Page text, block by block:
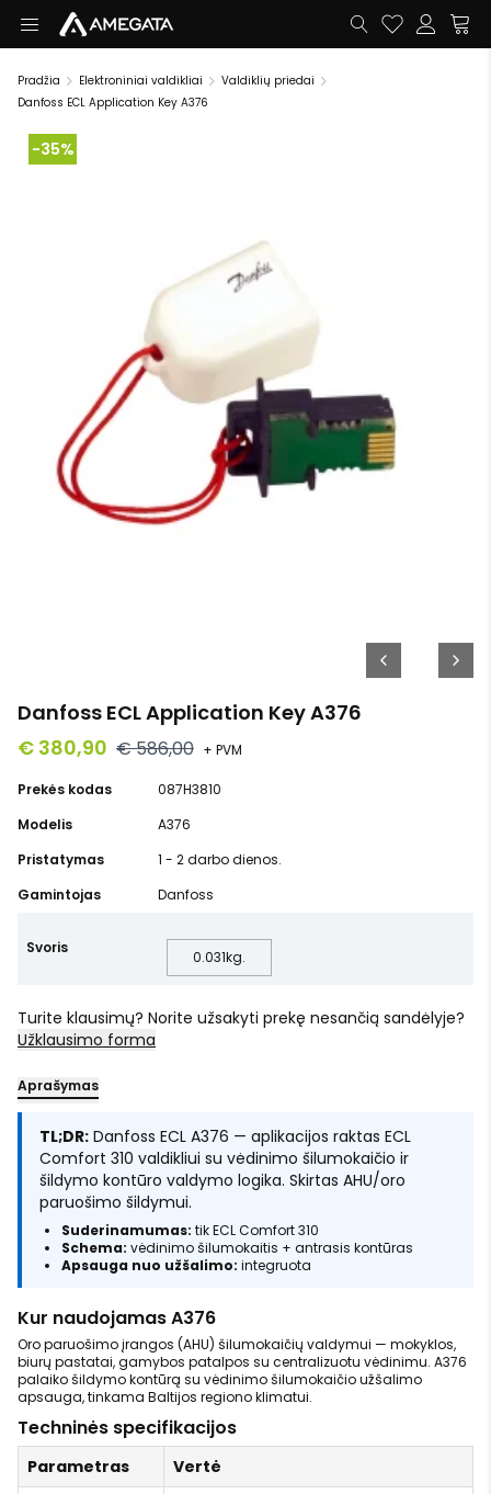
Pradžia Elektroniniai valdikliai
Valdiklių priedai
Danfoss ECL Application Key A376
-35%
Danfoss ECL Application Key A376
€ 380,90 € 586,00 + PVM
Prekės kodas
087H3810
Modelis
A376
Pristatymas
1 - 2 darbo dienos.
Gamintojas
Danfoss
Svoris
0.031kg.
Turite klausimų? Norite užsakyti prekę nesančią sandėlyje?
Užklausimo forma
Aprašymas
TL;DR: Danfoss ECL A376 — aplikacijos raktas ECL
Comfort 310 valdikliui su vėdinimo šilumokaičio ir
šildymo kontūro valdymo logika. Skirtas AHU/oro
paruošimo šildymui.
Suderinamumas: tik ECL Comfort 310
Schema: vėdinimo šilumokaitis + antrasis kontūras
Apsauga nuo užšalimo: integruota
Kur naudojamas A376
Oro paruošimo įrangos (AHU) šilumokaičių valdymui — mokyklos,
biurų pastatai, gamybos patalpos su centralizuotu vėdinimu. A376
palaiko šildymo kontūrą su vėdinimo šilumokaičio užšalimo
apsauga, tinkama Baltijos regiono klimatui.
Techninės specifikacijos
Parametras
Vertė